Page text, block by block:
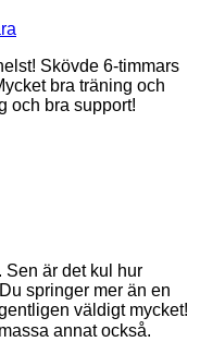
Skövde 6-timmars
bra träning och
och bra support!
Sen är det kul hur
springer mer än en
väldigt mycket!
annat också.